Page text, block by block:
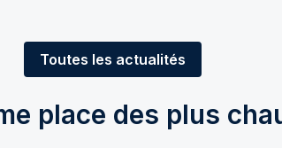
Toutes les actualités
place des plus